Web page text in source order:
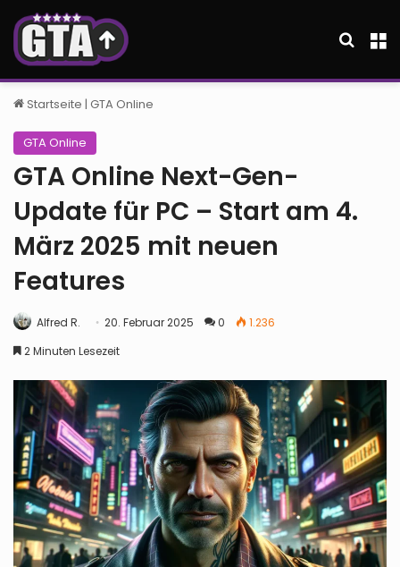
Startseite | GTA Online
GTA Online
GTA Online Next-Gen-
Update für PC – Start am 4.
März 2025 mit neuen
Features
Alfred R. 20. Februar 2025 0
1.236
2 Minuten Lesezeit